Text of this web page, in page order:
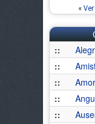
«
::
::
::
Amor
::
::